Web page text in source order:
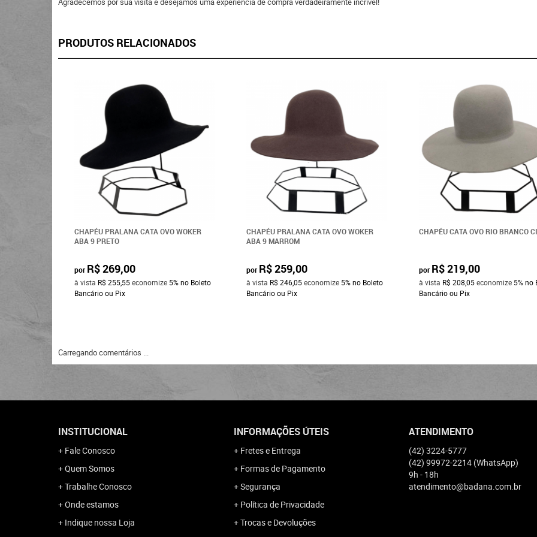
PRODUTOS RELACIONADOS
CHAPÉU PRALANA CATA OVO WOKER
ABA 9 PRETO
por R$ 269,00
à vista R$ 255,55economize 5% no Boleto
Bancário ou Pix
CHAPÉU PRALANA CATA OVO WOKER
ABA 9 MARROM
por R$ 259,00
à vista R$ 246,05economize 5%no Boleto
Bancário ou Pix
CHAPÉU CATA OVO RIO BRANCO
por R$ 219,00
à vista R$ 208,05economize 5% no
Bancário ou Pix
Carregando comentários ...
INSTITUCIONAL
Fale Conosco
Quem Somos
Trabalhe Conosco
Onde estamos
Indique nossa Loja
INFORMAÇÕES ÚTEIS
Fretes e Entrega
Formas de Pagamento
Segurança
Política de Privacidade
Trocas e Devoluções
ATENDIMENTO
(42) 3224-5777
(42) 99972-2214 (WhatsApp)
9h - 18h
atendimento@badana.com.br